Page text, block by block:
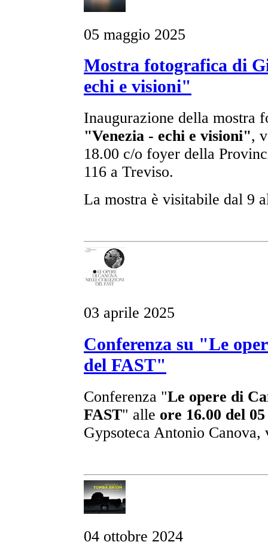
05 maggio 2025
Mostra fotografica di
echi e visioni"
Inaugurazione della mostra
"Venezia - echi e visioni",
18.00 c/o foyer della
116 a Treviso.
La mostra è visitabile dal 9
03 aprile 2025
Conferenza su "Le
del FAST"
Conferenza "Le opere di
FAST" alle ore 16.00 del
Gypsoteca Antonio
04 ottobre 2024